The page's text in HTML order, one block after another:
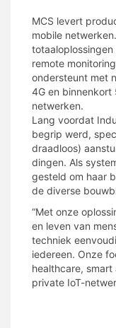
MCS levert
mobile
remote
ondersteunt met
4G en binnenkort
netwerken.
Lang voordat
begrip werd,
draadloos)
dingen. Als
gesteld om haar
de diverse
“Met onze
en leven van
techniek
iedereen. Onze
healthcare,
private IoT-